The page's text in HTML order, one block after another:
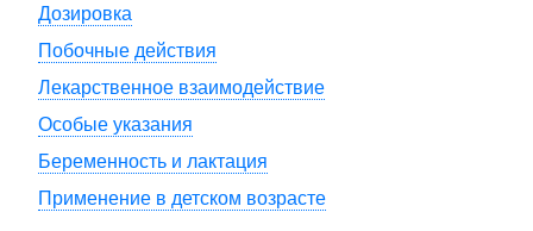
Дозировка
Побочные действия
Лекарственное взаимодействие
Особые указания
Беременность и лактация
Применение в детском возрасте